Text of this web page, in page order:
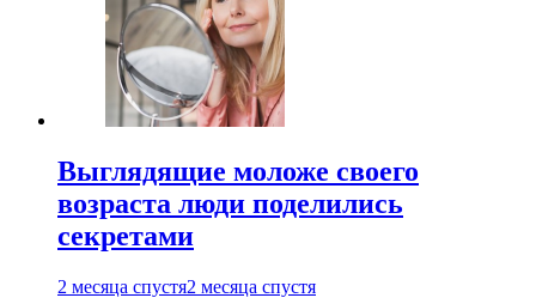
Выглядящие моложе своего
возраста люди поделились
секретами
2 месяца спустя2 месяца спустя